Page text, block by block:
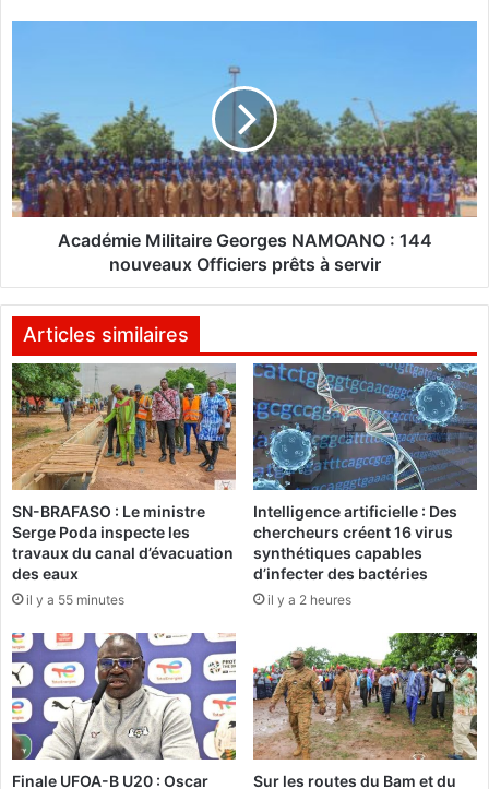
c
e
d
e
l
I
e
s
l
a
u
r
é
a
t
s
s
n
t
c
o
n
n
é
m
i
e
M
i
t
i
r
e
G
e
o
r
g
e
s
N
A
O
A
N
O
:
1
Académie Militaire Georges NAMOANO : 144
nouveaux Officiers prêts à servir
Articles similaires
SN-BRAFASO : Le ministre
Serge Poda inspecte les
travaux du canal d’évacuation
des eaux
il y a 55 minutes
Intelligence artificielle : Des
chercheurs créent 16 virus
synthétiques capables
d’infecter des bactéries
il y a 2 heures
Finale UFOA-B U20 : Oscar Sur les routes du Bam et du